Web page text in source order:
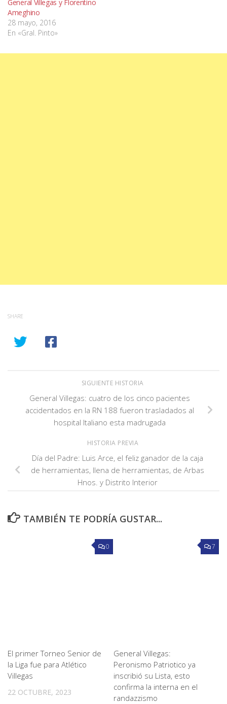
General Villegas y Florentino
Ameghino
28 mayo, 2016
En «Gral. Pinto»
SHARE
SIGUIENTE HISTORIA
General Villegas: cuatro de los cinco pacientes
accidentados en la RN 188 fueron trasladados al
hospital Italiano esta madrugada
HISTORIA PREVIA
Día del Padre: Luis Arce, el feliz ganador de la caja
de herramientas, llena de herramientas, de Arbas
Hnos. y Distrito Interior
TAMBIÉN TE PODRÍA GUSTAR...
0
El primer Torneo Senior de
la Liga fue para Atlético
Villegas
22 OCTUBRE, 2023
7
General Villegas:
Peronismo Patriotico ya
inscribió su Lista, esto
confirma la interna en el
randazzismo